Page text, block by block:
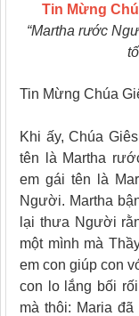
Tin Mừng
“Martha rước
Tin Mừng Chúa
Khi ấy, Chúa
tên là Martha
em gái tên là
Người. Martha
lại thưa Người
một mình mà
em con giúp con
con lo lắng bối
mà thôi: Maria